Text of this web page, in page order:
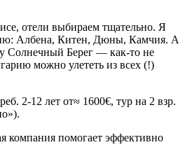
отели выбираем тщательно. Я
Албена, Китен, Дюны, Камчия. А
Солнечный Берег — как-то не
можно улететь из всех (!)
2-12 лет от≈ 1600€, тур на 2 взр.
компания помогает эффективно